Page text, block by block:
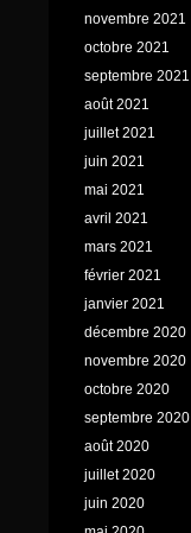
novembre 2021
octobre 2021
septembre 2021
août 2021
juillet 2021
juin 2021
mai 2021
avril 2021
mars 2021
février 2021
janvier 2021
décembre 2020
novembre 2020
octobre 2020
septembre 2020
août 2020
juillet 2020
juin 2020